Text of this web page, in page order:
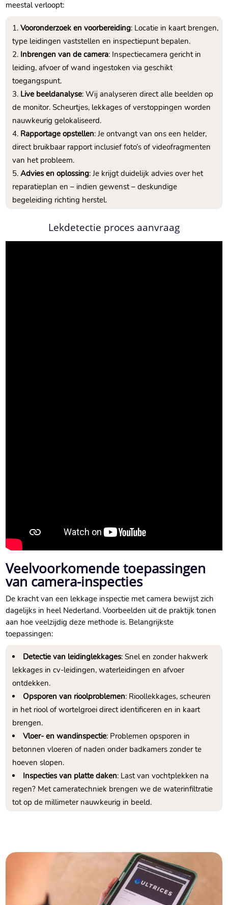
meestal verloopt:
Vooronderzoek en voorbereiding: Locatie in kaart brengen,
type leidingen vaststellen en inspectiepunt bepalen.​
Inbrengen van de camera: Inspectiecamera gericht in
leiding, afvoer of wand ingestoken via geschikt
toegangspunt.​
Live beeldanalyse: Wij analyseren direct alle beelden op
de monitor.​ Scheurtjes, lekkages of verstoppingen worden
nauwkeurig gelokaliseerd.​
Rapportage opstellen: Je ontvangt van ons een helder,
direct bruikbaar rapport inclusief foto’s of videofragmenten
van het probleem.​
Advies en oplossing: Je krijgt duidelijk advies over het
reparatieplan en – indien gewenst – deskundige
begeleiding richting herstel.​
Lekdetectie proces aanvraag
Veelvoorkomende toepassingen
van camera-inspecties
De kracht van een lekkage inspectie met camera bewijst zich
dagelijks in heel Nederland.​ Voorbeelden uit de praktijk tonen
aan hoe veelzijdig deze methode is.​ Belangrijkste
toepassingen:
Detectie van leidinglekkages: Snel en zonder hakwerk
lekkages in cv-leidingen, waterleidingen en afvoer
ontdekken.​
Opsporen van rioolproblemen: Rioollekkages, scheuren
in het riool of wortelgroei direct identificeren en in kaart
brengen.​
Vloer- en wandinspectie: Problemen opsporen in
betonnen vloeren of naden onder badkamers zonder te
hoeven slopen.​
Inspecties van platte daken: Last van vochtplekken na
regen? Met cameratechniek brengen we de waterinfiltratie
tot op de millimeter nauwkeurig in beeld.​